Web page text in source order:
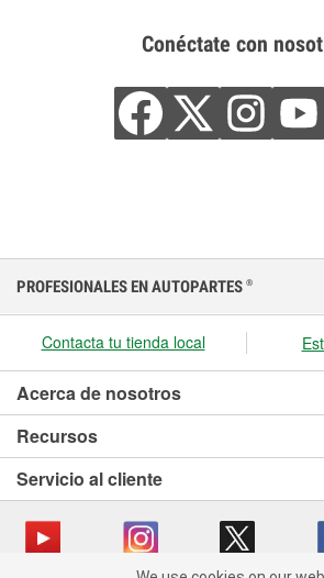
Conéctate con
PROFESIONALES EN AUTOPARTES ®
Contacta tu tienda local
Acerca de nosotros
Recursos
Servicio al cliente